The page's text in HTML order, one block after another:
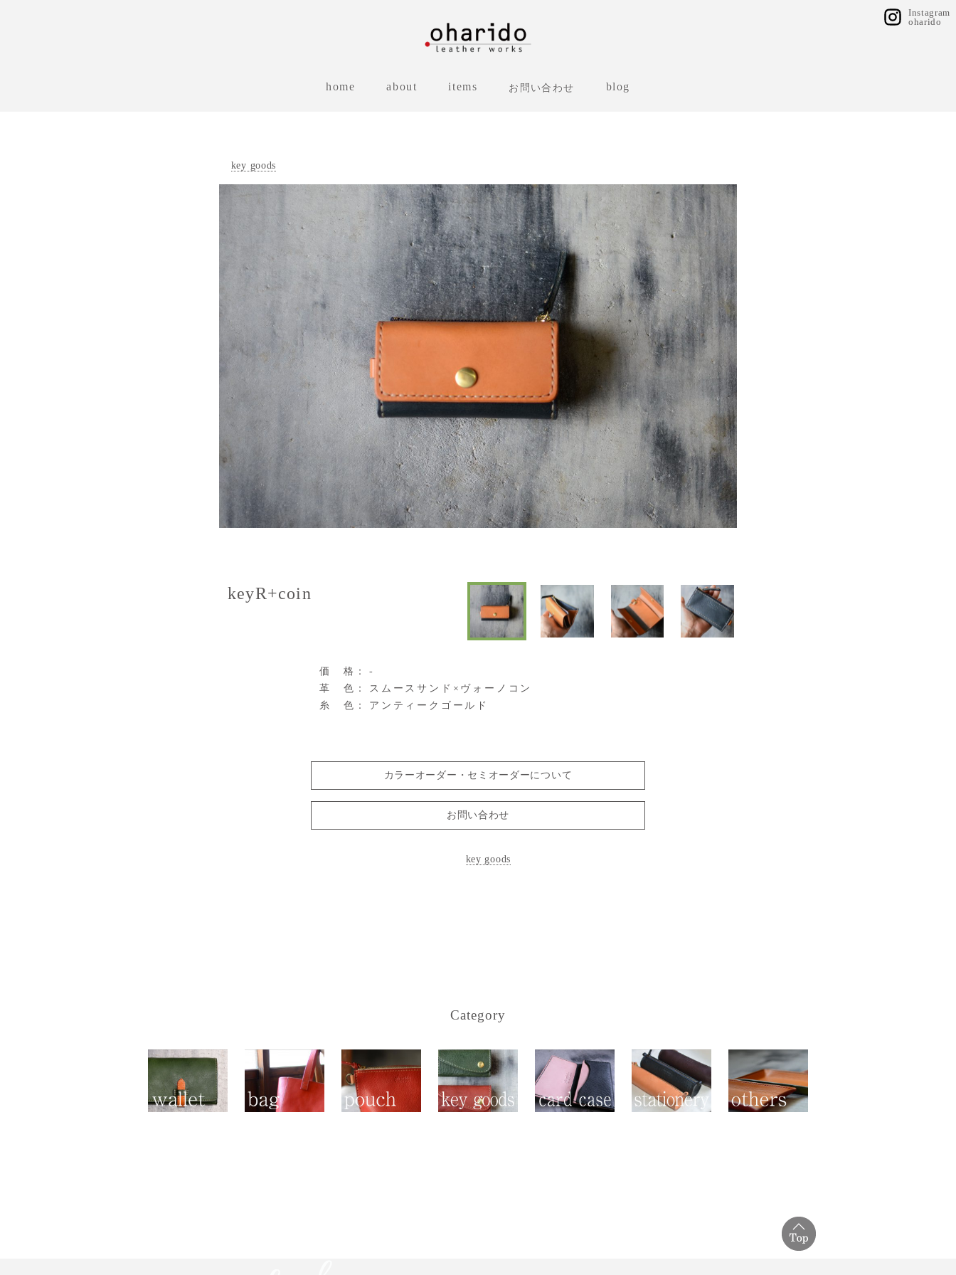
Instagram
oharido
home about items お問い合わせ blog
key goods
keyR+coin
価 格：
-
革 色：
スムースサンド×ヴォーノコン
糸 色：
アンティークゴールド
カラーオーダー ・ セミオーダーについて
お問い合わせ
key goods
Category